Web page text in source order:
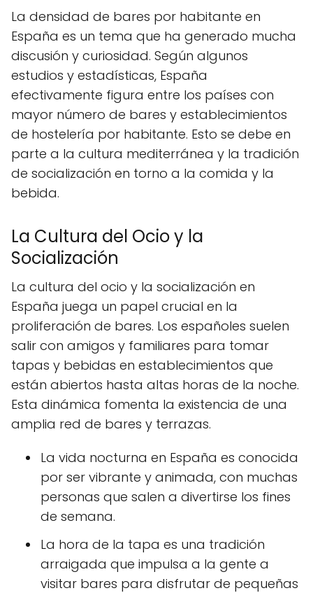
La densidad de bares por habitante en
España es un tema que ha generado mucha
discusión y curiosidad. Según algunos
estudios y estadísticas, España
efectivamente figura entre los países con
mayor número de bares y establecimientos
de hostelería por habitante. Esto se debe en
parte a la cultura mediterránea y la tradición
de socialización en torno a la comida y la
bebida.
La Cultura del Ocio y la
Socialización
La cultura del ocio y la socialización en
España juega un papel crucial en la
proliferación de bares. Los españoles suelen
salir con amigos y familiares para tomar
tapas y bebidas en establecimientos que
están abiertos hasta altas horas de la noche.
Esta dinámica fomenta la existencia de una
amplia red de bares y terrazas.
La vida nocturna en España es conocida
por ser vibrante y animada, con muchas
personas que salen a divertirse los fines
de semana.
La hora de la tapa es una tradición
arraigada que impulsa a la gente a
visitar bares para disfrutar de pequeñas